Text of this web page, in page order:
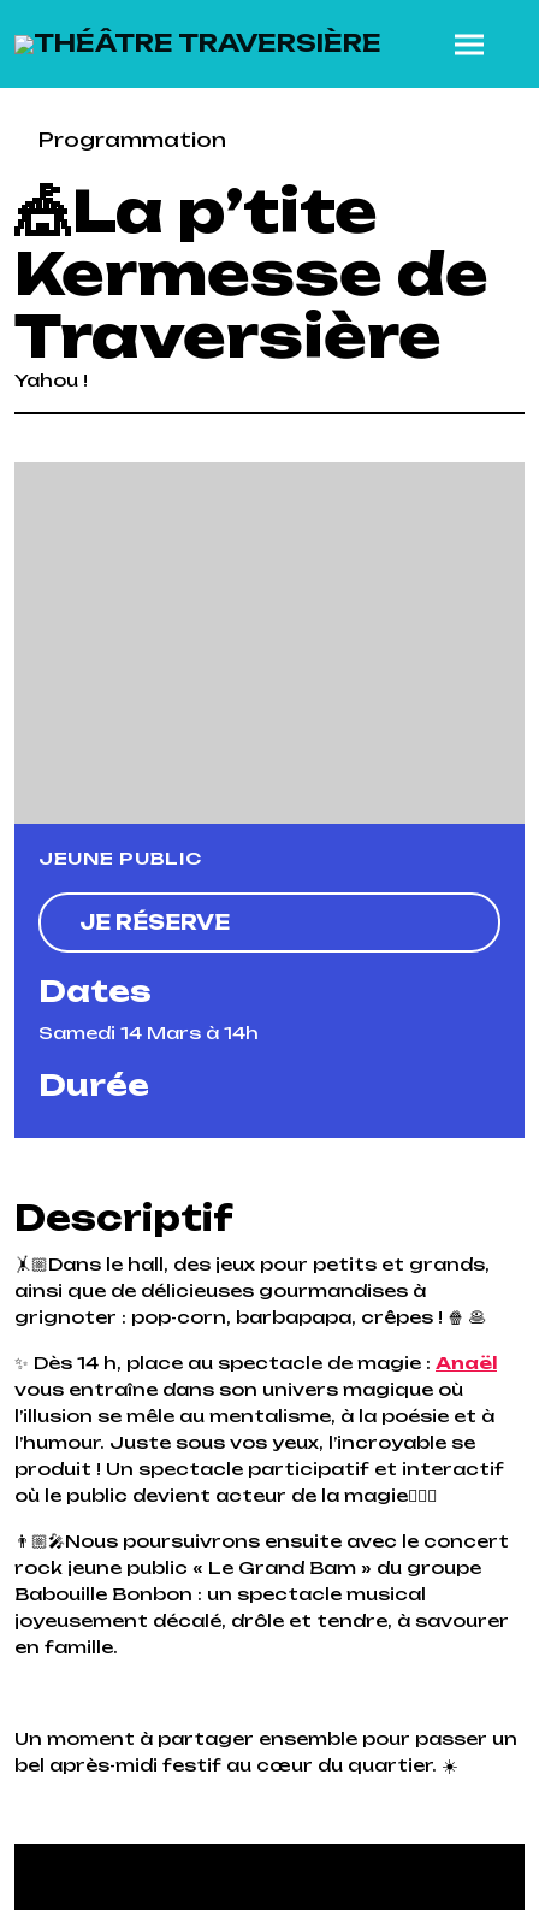
Programmation
🎪La p’tite
Kermesse de
Traversière
Yahou !
JEUNE PUBLIC
JE RÉSERVE
Dates
Samedi 14 Mars à 14h
Durée
Descriptif
🤸🏼Dans le hall, des jeux pour petits et grands,
ainsi que de délicieuses gourmandises à
grignoter : pop-corn, barbapapa, crêpes ! 🍿 🥞
✨ Dès 14 h, place au spectacle de magie : Anaël
vous entraîne dans son univers magique où
l’illusion se mêle au mentalisme, à la poésie et à
l’humour. Juste sous vos yeux, l’incroyable se
produit ! Un spectacle participatif et interactif
où le public devient acteur de la magie🧚🏼‍♀️
👨🏼‍🎤Nous poursuivrons ensuite avec le concert
rock jeune public « Le Grand Bam » du groupe
Babouille Bonbon : un spectacle musical
joyeusement décalé, drôle et tendre, à savourer
en famille.
Un moment à partager ensemble pour passer un
bel après-midi festif au cœur du quartier. ☀️